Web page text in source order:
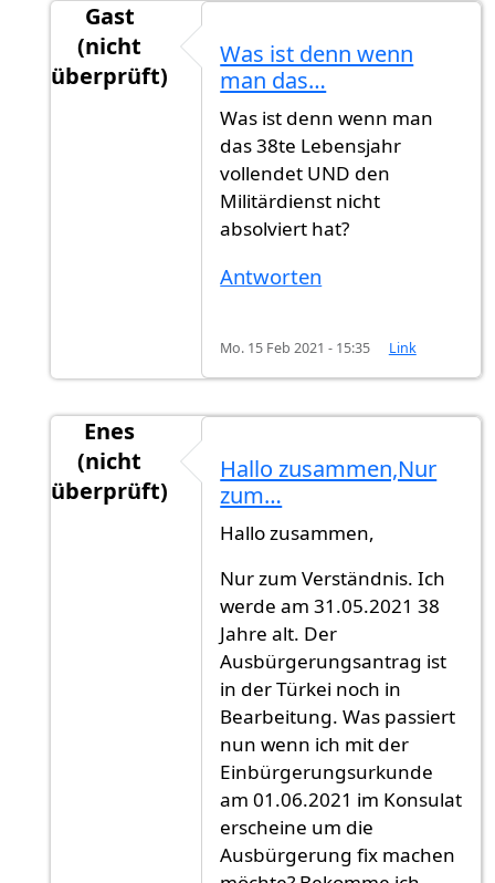
Gast
(nicht
überprüft)
Nein.. von Gast (nicht überprüft)
Was ist denn wenn
man das…
Was ist denn wenn man
das 38te Lebensjahr
vollendet UND den
Militärdienst nicht
absolviert hat?
Antworten
Mo. 15 Feb 2021 - 15:35 Link
Enes
(nicht
überprüft)
Hallo zusammen,Nur
zum…
Hallo zusammen,
Nur zum Verständnis. Ich
werde am 31.05.2021 38
Jahre alt. Der
Ausbürgerungsantrag ist
in der Türkei noch in
Bearbeitung. Was passiert
nun wenn ich mit der
Einbürgerungsurkunde
am 01.06.2021 im Konsulat
erscheine um die
Ausbürgerung fix machen